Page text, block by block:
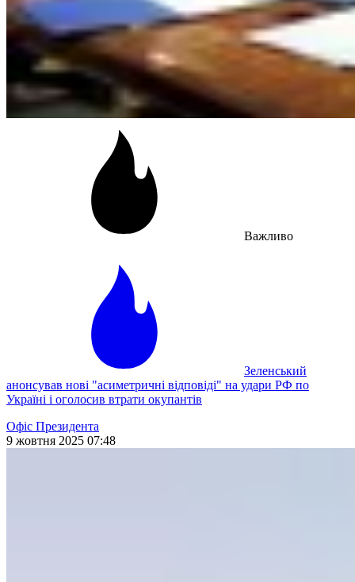
Важливо
Зеленський
анонсував нові "асиметричні відповіді" на удари РФ по
Україні і оголосив втрати окупантів
Офіс Президента
9 жовтня 2025 07:48